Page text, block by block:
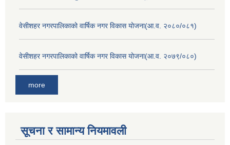
वेसीशहर नगरपालिकाको वार्षिक नगर विकास योजना(आ.व. २०८०/०८१)
वेसीशहर नगरपालिकाको वार्षिक नगर विकास योजना(आ.व. २०७९/०८०)
more
सूचना र सामान्य नियमावली